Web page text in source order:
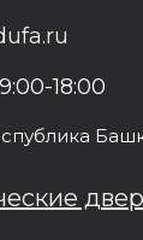
18:00